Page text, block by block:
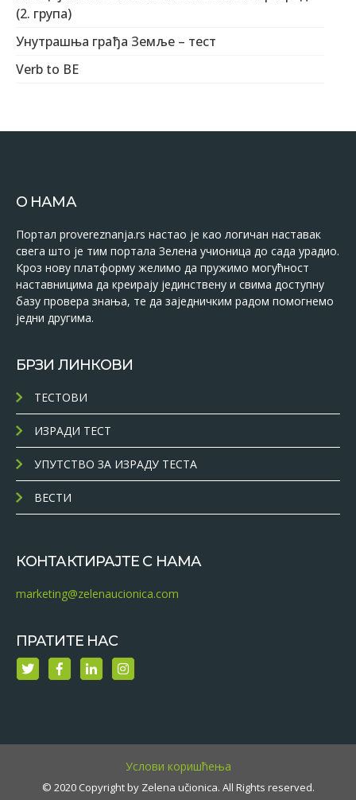
(2. група)
Унутрашња грађа Земље – тест
Verb to BE
О НАМА
Портал provereznanja.rs настао је као логичан наставак
свега што је тим портала Зелена учионица до сада урадио.
Кроз нову платформу желимо да пружимо могућност
наставницима да креирају јединствену и свима доступну
базу провера знања, те да заједничким радом помогнемо
једни другима.
БРЗИ ЛИНКОВИ
ТЕСТОВИ
ИЗРАДИ ТЕСТ
УПУТСТВО ЗА ИЗРАДУ ТЕСТА
ВЕСТИ
КОНТАКТИРАЈТЕ С НАМА
marketing@zelenaucionica.com
ПРАТИТЕ НАС
© 2020 Copyright by Zelena učionica. All Rights reserved.
Услови коришћења